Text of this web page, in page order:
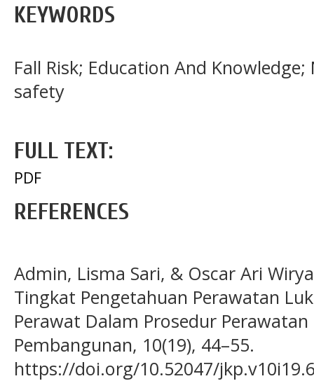
KEYWORDS
Fall Risk; Education And
safety
FULL TEXT:
PDF
REFERENCES
Admin, Lisma Sari, & Oscar Ari
Tingkat Pengetahuan Perawatan
Perawat Dalam Prosedur
Pembangunan, 10(19), 44–55.
https://doi.org/10.52047/